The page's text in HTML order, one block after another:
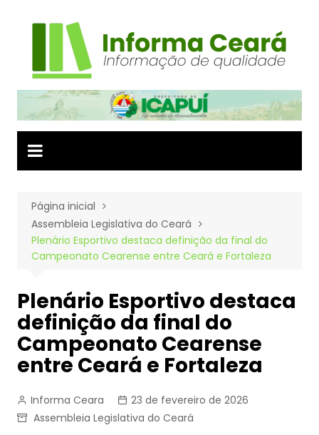
Página inicial
Assembleia Legislativa do Ceará
Plenário Esportivo destaca definição da final do
Campeonato Cearense entre Ceará e Fortaleza
Plenário Esportivo destaca
definição da final do
Campeonato Cearense
entre Ceará e Fortaleza
Informa Ceara
23 de fevereiro de 2026
Assembleia Legislativa do Ceará